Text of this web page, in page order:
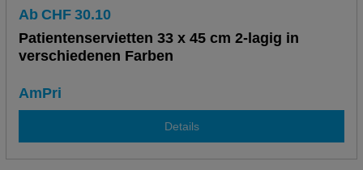
Ab CHF 30.10
Patientenservietten 33 x 45 cm 2-lagig in
verschiedenen Farben
AmPri
Details